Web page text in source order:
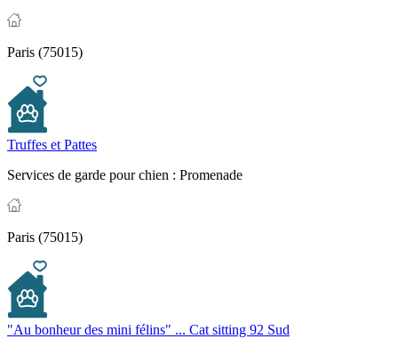
Paris (75015)
Truffes et Pattes
Services de garde pour chien : Promenade
Paris (75015)
"Au bonheur des mini félins" ... Cat sitting 92 Sud